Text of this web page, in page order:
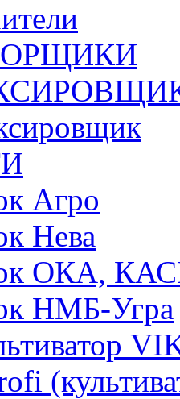
Агро
Нева
ОКА,
НМБ-Угра